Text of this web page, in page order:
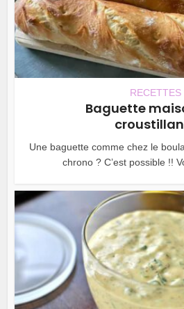
RECETTES
Baguette
Une baguette comme chez le
chrono ? C’est possible !!